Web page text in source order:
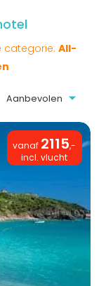
categorie: All-
vanaf 2115,-
incl. vlucht